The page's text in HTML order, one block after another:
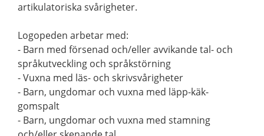
artikulatoriska svårigheter.
Logopeden arbetar med:
- Barn med försenad och/eller avvikande tal- och
språkutveckling och språkstörning
- Vuxna med läs- och skrivsvårigheter
- Barn, ungdomar och vuxna med läpp-käk-
gomspalt
- Barn, ungdomar och vuxna med stamning